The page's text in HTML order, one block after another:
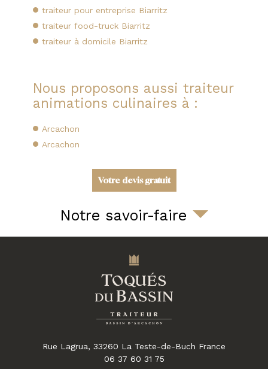
traiteur pour entreprise Biarritz
traiteur food-truck Biarritz
traiteur à domicile Biarritz
Nous proposons aussi traiteur
animations culinaires à :
Arcachon
Arcachon
Votre devis gratuit
Notre savoir-faire
Rue Lagrua, 33260 La Teste-de-Buch France
06 37 60 31 75